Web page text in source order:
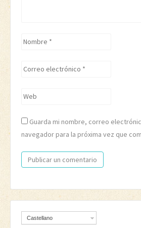
Nombre
Correo
Web
Guarda mi nombre, correo
navegador para la próxima vez que
Castellano